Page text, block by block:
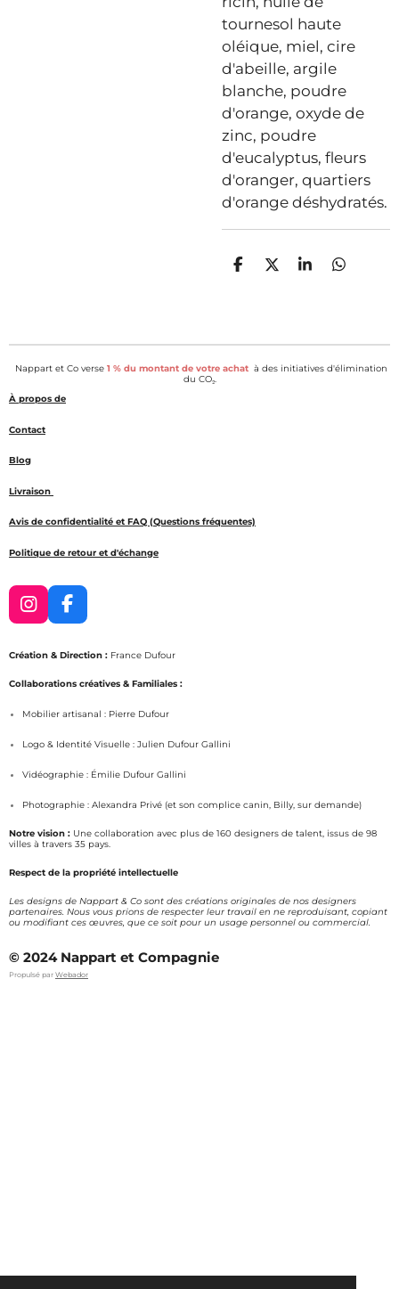
tournesol haute
oléique, miel, cire
d'abeille, argile
blanche, poudre
d'orange, oxyde de
zinc, poudre
d'eucalyptus, fleurs
d'oranger, quartiers
d'orange déshydratés.
P
g
r
P
g
r
P
g
e
r
P
g
e
r
Nappart et Co verse 1 % du montant de votre achat à des initiatives d'élimination
du CO₂.
À propos de
Contact
Blog
Livraison
Avis de confidentialité et FAQ (Questions fréquentes)
Politique de retour et d'échange
I
n
s
a
r
m
F
a
c
b
o
Création & Direction : France Dufour
Collaborations créatives & Familiales :
Mobilier artisanal : Pierre Dufour
Logo & Identité Visuelle : Julien Dufour Gallini
Vidéographie : Émilie Dufour Gallini
Photographie : Alexandra Privé (et son complice canin, Billy, sur demande)
Notre vision : Une collaboration avec plus de 160 designers de talent, issus de 98
villes à travers 35 pays.
Respect de la propriété intellectuelle
Les designs de Nappart & Co sont des créations originales de nos designers
partenaires. Nous vous prions de respecter leur travail en ne reproduisant, copiant
ou modifiant ces œuvres, que ce soit pour un usage personnel ou commercial.
© 2024 Nappart et Compagnie
Propulsé par Webador